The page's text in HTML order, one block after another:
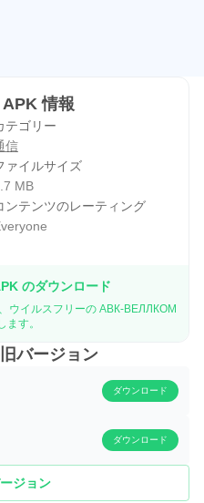
情報
テゴリー
信
ァイルサイズ
MB
ンテンツのレーティング
のダウンロード
ウイルスフリーの АВК-ВЕЛЛКОМ
ます。
バージョン
ダウンロード
ダウンロード
ジョン